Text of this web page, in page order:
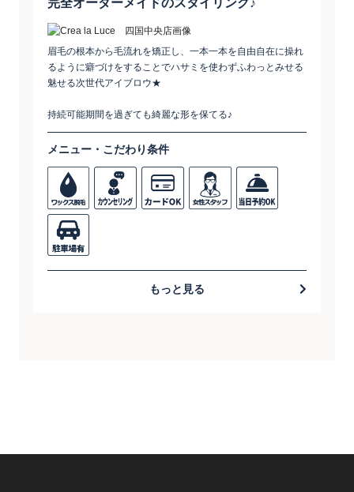
完全オーダーメイドのスタイリング♪
眉毛の根本から毛流れを矯正し、一本一本を自由自在に操れ
るように癖づけをすることでハサミを使わずふわっとみせる
魅せる次世代アイブロウ★
持続可能期間を過ぎても綺麗な形を保てる♪
メニュー・こだわり条件
もっと見る